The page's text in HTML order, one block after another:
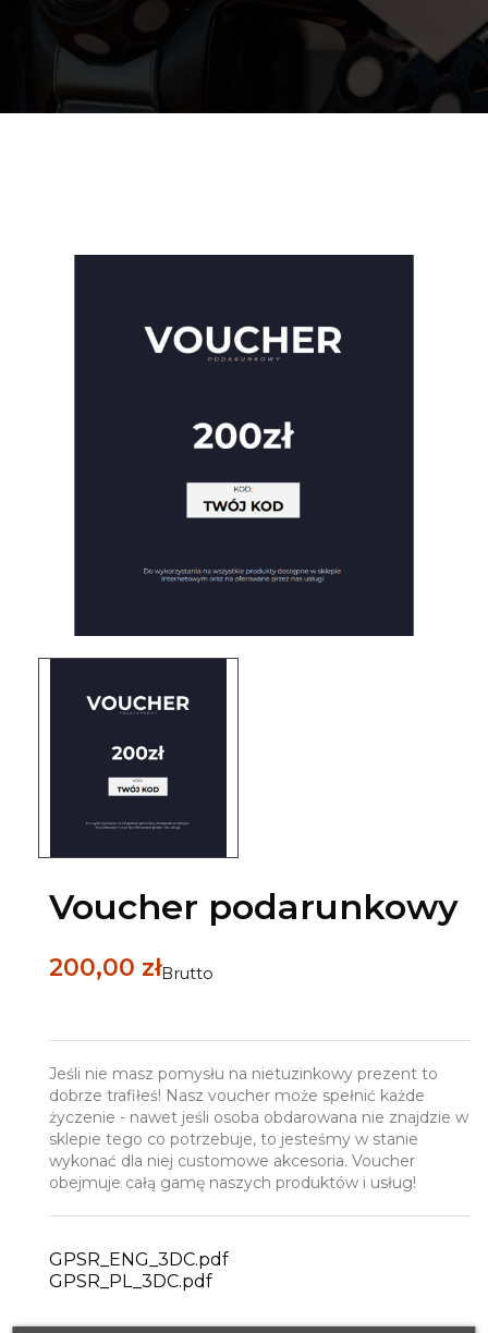
Voucher podarunkowy
200,00 złBrutto
Jeśli nie masz pomysłu na nietuzinkowy prezent to
dobrze trafiłeś! Nasz voucher może spełnić każde
życzenie - nawet jeśli osoba obdarowana nie znajdzie w
sklepie tego co potrzebuje, to jesteśmy w stanie
wykonać dla niej customowe akcesoria. Voucher
obejmuje całą gamę naszych produktów i usług!
GPSR_ENG_3DC.pdf
GPSR_PL_3DC.pdf